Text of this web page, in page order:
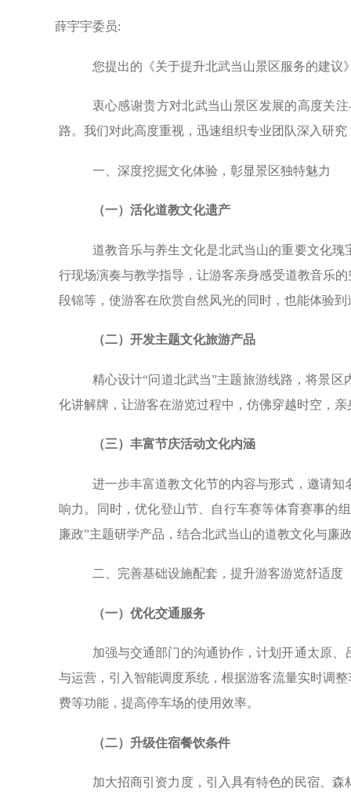
薛宇宇委员:
您提出的《关于提升北武当山景区服务的建议
衷心感谢贵方对北武当山景区发展的高度关
路。我们对此高度重视，迅速组织专业团队深入研
一、深度挖掘文化体验，彰显景区独特魅力
（一）活化道教文化遗产
道教音乐与养生文化是北武当山的重要文化
行现场演奏与教学指导，让游客亲身感受道教音乐
段锦等，使游客在欣赏自然风光的同时，也能体验
（二）开发主题文化旅游产品
精心设计“问道北武当”主题旅游线路，将景
化讲解牌，让游客在游览过程中，仿佛穿越时空，
（三）丰富节庆活动文化内涵
进一步丰富道教文化节的内容与形式，邀请
响力。同时，优化登山节、自行车赛等体育赛事的
廉政”主题研学产品，结合北武当山的道教文化与廉
二、完善基础设施配套，提升游客游览舒适度
（一）优化交通服务
加强与交通部门的沟通协作，计划开通太原
与运营，引入智能调度系统，根据游客流量实时调
费等功能，提高停车场的使用效率。
（二）升级住宿餐饮条件
加大招商引资力度，引入具有特色的民宿、